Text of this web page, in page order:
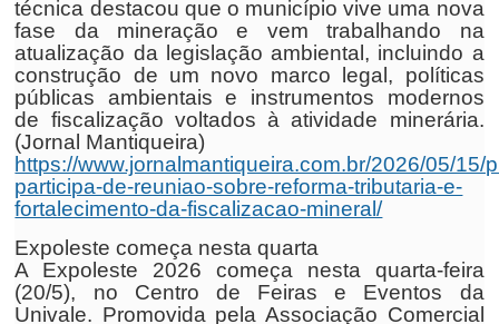
técnica destacou que o município vive uma nova
fase da mineração e vem trabalhando na
atualização da legislação ambiental, incluindo a
construção de um novo marco legal, políticas
públicas ambientais e instrumentos modernos
de fiscalização voltados à atividade minerária.
(Jornal Mantiqueira)
https://www.jornalmantiqueira.com.br/2026/05/15/
participa-de-reuniao-sobre-reforma-tributaria-e-
fortalecimento-da-fiscalizacao-mineral/
Expoleste começa nesta quarta
A Expoleste 2026 começa nesta quarta-feira
(20/5), no Centro de Feiras e Eventos da
Univale. Promovida pela Associação Comercial